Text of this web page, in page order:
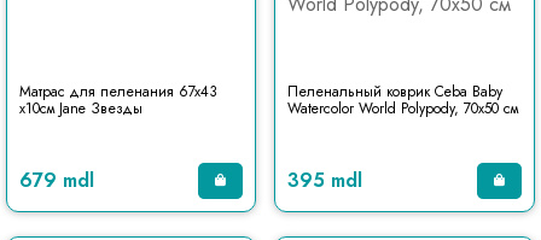
Матрас для пеленания 67x43
x10см Jane Звезды
679 mdl
Пеленальный коврик Ceba Baby
Watercolor World Polypody, 70x50 см
395 mdl